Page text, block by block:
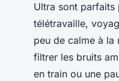
Ultra sont parfaits
télétravaille,
peu de calme à la
filtrer les bruits
en train ou une